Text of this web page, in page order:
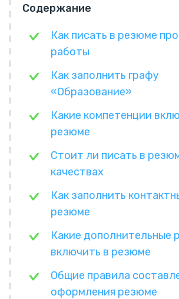
Содержание
Как писать в резюме
работы
Как заполнить графу
«Образование»
Какие компетенции
резюме
Стоит ли писать в
качествах
Как заполнить
резюме
Какие дополнительные
включить в резюме
Общие правила
оформления резюме